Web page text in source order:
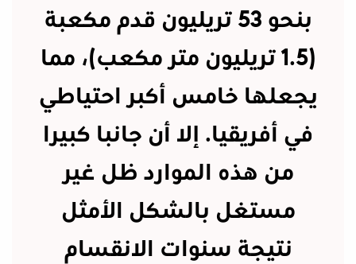
بنحو 53 تريليون قدم مكعبة
(1.5 تريليون متر مكعب)، مما
يجعلها خامس أكبر احتياطي
في أفريقيا. إلا أن جانبا كبيرا
من هذه الموارد ظل غير
مستغل بالشكل الأمثل
نتيجة سنوات الانقسام